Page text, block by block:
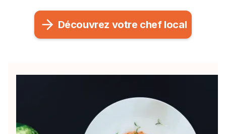
Découvrez votre chef local